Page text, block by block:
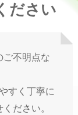
ださい
ご不明点な
すく丁寧に
ださい。